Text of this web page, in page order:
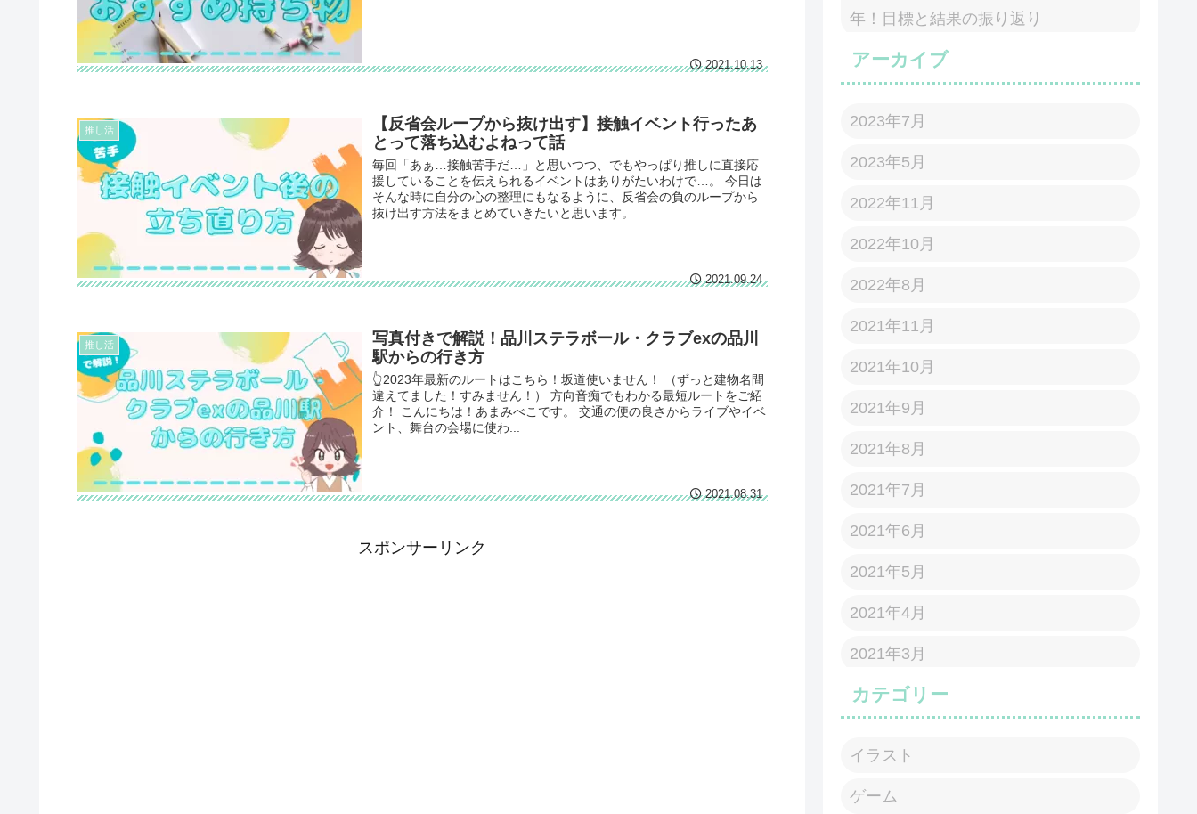
2021.10.13
推し活
【反省会ループから抜け出す】接触イベント行ったあ
とって落ち込むよねって話
毎回「あぁ…接触苦手だ…」と思いつつ、でもやっぱり推しに直接応
援していることを伝えられるイベントはありがたいわけで…。 今日は
そんな時に自分の心の整理にもなるように、反省会の負のループから
抜け出す方法をまとめていきたいと思います。
2021.09.24
推し活
写真付きで解説！品川ステラボール・クラブexの品川
駅からの行き方
👆2023年最新のルートはこちら！坂道使いません！ （ずっと建物名間
違えてました！すみません！） 方向音痴でもわかる最短ルートをご紹
介！ こんにちは！あまみべこです。 交通の便の良さからライブやイベ
ント、舞台の会場に使わ...
2021.08.31
スポンサーリンク
年！目標と結果の振り返り
アーカイブ
2023年7月
2023年5月
2022年11月
2022年10月
2022年8月
2021年11月
2021年10月
2021年9月
2021年8月
2021年7月
2021年6月
2021年5月
2021年4月
2021年3月
カテゴリー
イラスト
ゲーム